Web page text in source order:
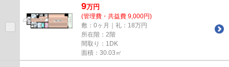
9万円
(管理費・共益費 9,000円)
敷：0ヶ月｜礼：18万円
所在階：2階
間取り：1DK
面積：30.03㎡